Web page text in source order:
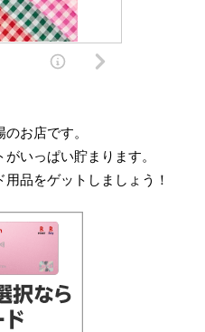
お店です。
いっぱい貯まります。
品をゲットしましょう！